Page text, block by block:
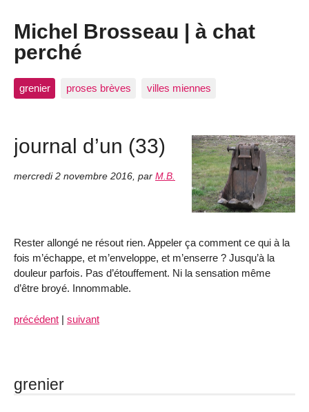
Michel Brosseau | à chat
perché
grenier proses brèves villes miennes
journal d’un (33)
mercredi 2 novembre 2016, par M.B.
Rester allongé ne résout rien. Appeler ça comment ce qui à la
fois m’échappe, et m’enveloppe, et m’enserre ? Jusqu’à la
douleur parfois. Pas d’étouffement. Ni la sensation même
d’être broyé. Innommable.
précédent | suivant
grenier